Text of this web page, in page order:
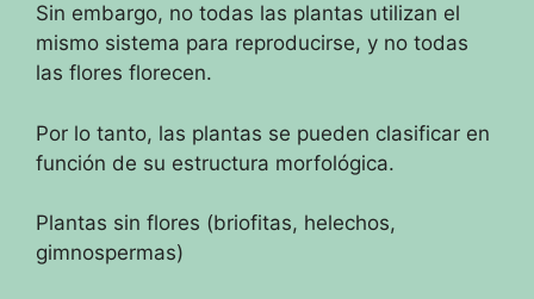
Sin embargo, no todas las plantas utilizan el
mismo sistema para reproducirse, y no todas
las flores florecen.
Por lo tanto, las plantas se pueden clasificar en
función de su estructura morfológica.
Plantas sin flores (briofitas, helechos,
gimnospermas)